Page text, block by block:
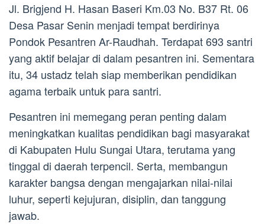
Jl. Brigjend H. Hasan Baseri Km.03 No. B37 Rt. 06
Desa Pasar Senin menjadi tempat berdirinya
Pondok Pesantren Ar-Raudhah. Terdapat 693 santri
yang aktif belajar di dalam pesantren ini. Sementara
itu, 34 ustadz telah siap memberikan pendidikan
agama terbaik untuk para santri.
Pesantren ini memegang peran penting dalam
meningkatkan kualitas pendidikan bagi masyarakat
di Kabupaten Hulu Sungai Utara, terutama yang
tinggal di daerah terpencil. Serta, membangun
karakter bangsa dengan mengajarkan nilai-nilai
luhur, seperti kejujuran, disiplin, dan tanggung
jawab.